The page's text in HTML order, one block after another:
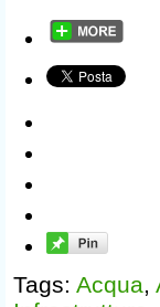
Tags: Acqua,